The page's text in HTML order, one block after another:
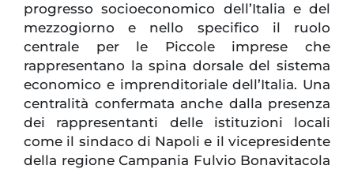
progresso socioeconomico dell’Italia e del
mezzogiorno e nello specifico il ruolo
centrale per le Piccole imprese che
rappresentano la spina dorsale del sistema
economico e imprenditoriale dell’Italia. Una
centralità confermata anche dalla presenza
dei rappresentanti delle istituzioni locali
come il sindaco di Napoli e il vicepresidente
della regione Campania Fulvio Bonavitacola